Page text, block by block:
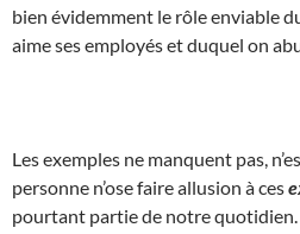
bien évidemment le rôle enviable
aime ses employés et duquel on
Les exemples ne manquent pas,
personne n’ose faire allusion à ces
pourtant partie de notre